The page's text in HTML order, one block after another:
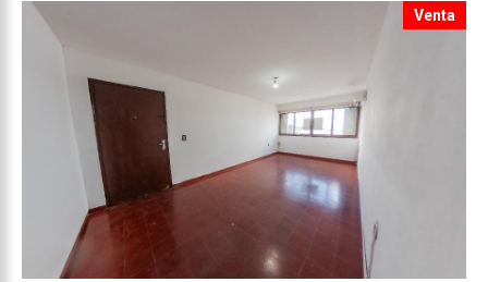
Venta